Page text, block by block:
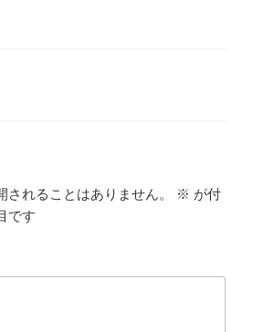
されることはありません。 ※ が付
です